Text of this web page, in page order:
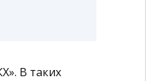
В таких